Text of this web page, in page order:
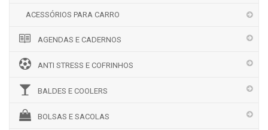
ACESSÓRIOS PARA CARRO
AGENDAS E CADERNOS
ANTI STRESS E COFRINHOS
BALDES E COOLERS
BOLSAS E SACOLAS